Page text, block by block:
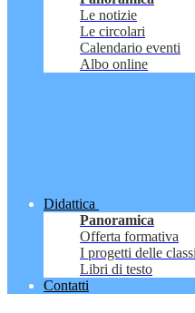
Le notizie
Le circolari
Calendario eventi
Albo online
Didattica
Panoramica
Offerta formativa
I progetti delle classi
Libri di testo
Contatti